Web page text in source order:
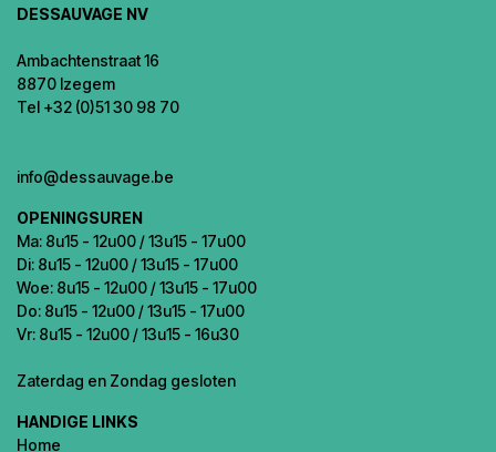
DESSAUVAGE NV
Ambachtenstraat 16
8870 Izegem
Tel +32 (0)51 30 98 70
info@dessauvage.be
OPENINGSUREN
Ma: 8u15 - 12u00 / 13u15 - 17u00
Di: 8u15 - 12u00 / 13u15 - 17u00
Woe: 8u15 - 12u00 / 13u15 - 17u00
Do: 8u15 - 12u00 / 13u15 - 17u00
Vr: 8u15 - 12u00 / 13u15 - 16u30
Zaterdag en Zondag gesloten
HANDIGE LINKS
Home